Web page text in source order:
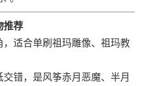
推荐
，适合单刷祖玛雕像、祖玛教
交错，是风筝赤月恶魔、半月